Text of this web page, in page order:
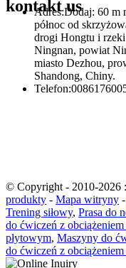
kontaktus
Adres:Dodaj: 60 m
północ od
drogi Hongtu i rzeki
Ningnan, powiat
miasto Dezhou,
Shandong, Chiny.
Telefon:
© Copyright - 2010-2026
produkty - Mapa witryny -
Trening siłowy, Prasa do
do ćwiczeń z
płytowym, Maszyny do
do ćwiczeń z